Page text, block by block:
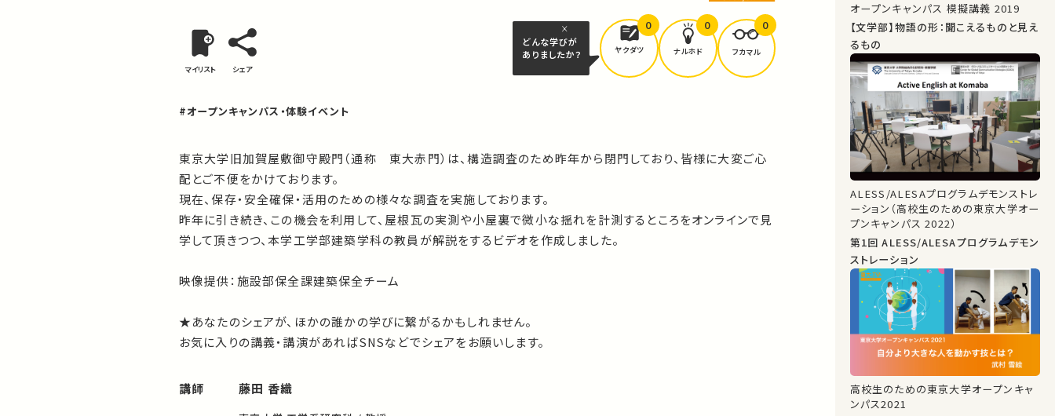
マイリスト シェア
どんな学びが
ありましたか？
ヤクダツ
0
ナルホド
0
フカマル
0
#オープンキャンパス・体験イベント
東京大学旧加賀屋敷御守殿門（通称 東大赤門）は、構造調査のため昨年から閉門しており、皆様に大変ご心
配とご不便をかけております。
現在、保存・安全確保・活用のための様々な調査を実施しております。
昨年に引き続き、この機会を利用して、屋根瓦の実測や小屋裏で微小な揺れを計測するところをオンラインで見
学して頂きつつ、本学工学部建築学科の教員が解説をするビデオを作成しました。
映像提供： 施設部保全課建築保全チーム
★あなたのシェアが、ほかの誰かの学びに繋がるかもしれません。
お気に入りの講義・講演があればSNSなどでシェアをお願いします。
講師 藤田 香織
オープンキャンパス 模擬講義 2019
【文学部】物語の形：聞こえるものと見え
るもの
ALESS/ALESAプログラムデモンストレ
ーション（高校生のための東京大学オー
プンキャンパス 2022）
第1回 ALESS/ALESAプログラムデモン
ストレーション
高校生のための東京大学オープンキャ
ンパス2021